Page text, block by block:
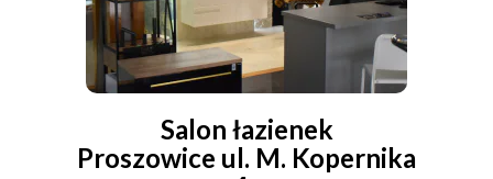
Salon łazienek
Proszowice ul. M. Kopernika